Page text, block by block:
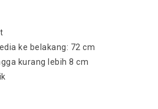
ke belakang: 72 cm
kurang lebih 8 cm